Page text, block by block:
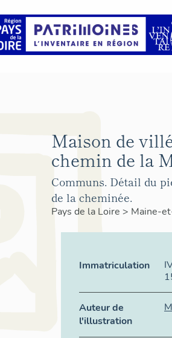
Maison de
chemin de la
Communs. Détail du
de la cheminée.
Pays de la Loire > Maine-
Immatriculation
Auteur de
l'illustration